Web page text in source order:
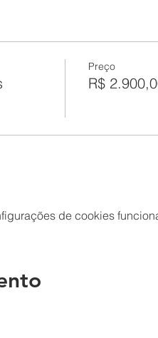
Preço
R$
de cookies